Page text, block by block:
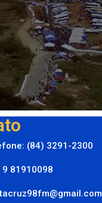
(84) 3291-2300
9 81910098